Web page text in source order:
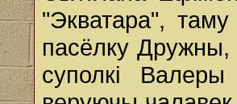
"Экватара",
пасёлку
суполкі